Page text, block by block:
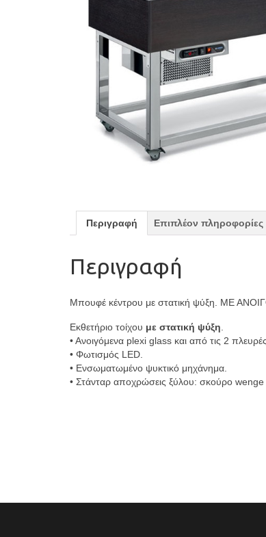
Περιγραφή Επιπλέον πληροφορίες
Περιγραφή
Μπουφέ κέντρου με στατική ψύξη. ΜΕ
Εκθετήριο τοίχου με στατική ψύξη
• Ανοιγόμενα plexi glass και από τις 2
• Φωτισμός LED.
• Ενσωματωμένο ψυκτικό μηχάνημα.
• Στάνταρ αποχρώσεις ξύλου: σκούρο wenge